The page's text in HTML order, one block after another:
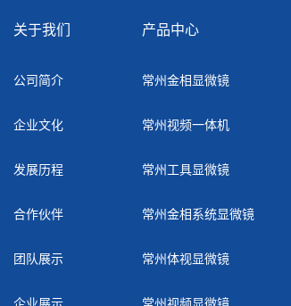
关于我们
公司简介
企业文化
发展历程
合作伙伴
团队展示
企业展示
产品中心
常州金相显微镜
常州视频一体机
常州工具显微镜
常州金相系统显微镜
常州体视显微镜
常州视频显微镜